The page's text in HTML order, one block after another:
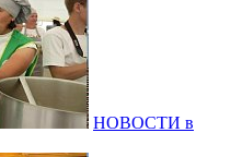
НОВОСТИ в